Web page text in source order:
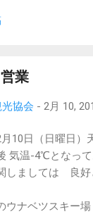
ュがてらいらっ
業
協会 - 2月 10,
10日（日曜日）
気温-4℃となっ
しましては 良好
ウナベツスキー